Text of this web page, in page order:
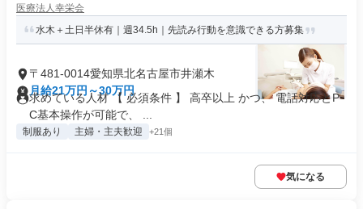
医療法人幸栄会
水木＋土日半休有｜週34.5h｜先読み行動を意識できる方募集
〒481-0014愛知県北名古屋市井瀬木
月給21万円～30万円
求めている人材 【 必須条件 】 高卒以上 かつ、 電話対応とP
C基本操作が可能で、 ...
制服あり 主婦・主夫歓迎 +21個
気になる